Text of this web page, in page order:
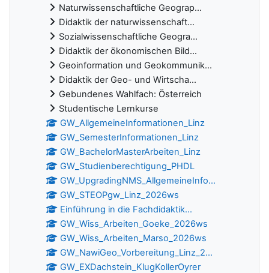
Naturwissenschaftliche Geograp...
Didaktik der naturwissenschaft...
Sozialwissenschaftliche Geogra...
Didaktik der ökonomischen Bild...
Geoinformation und Geokommunik...
Didaktik der Geo- und Wirtscha...
Gebundenes Wahlfach: Österreich
Studentische Lernkurse
GW_AllgemeineInformationen_Linz
GW_SemesterInformationen_Linz
GW_BachelorMasterArbeiten_Linz
GW_Studienberechtigung_PHDL
GW_UpgradingNMS_AllgemeineInfo...
GW_STEOPgw_Linz_2026ws
Einführung in die Fachdidaktik...
GW_Wiss_Arbeiten_Goeke_2026ws
GW_Wiss_Arbeiten_Marso_2026ws
GW_NawiGeo_Vorbereitung_Linz_2...
GW_EXDachstein_KlugKollerOyrer